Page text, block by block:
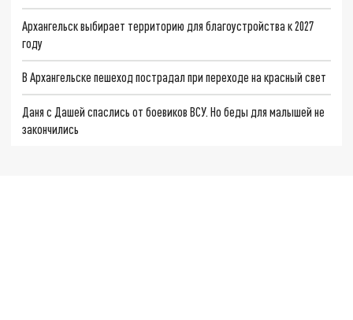
Архангельск выбирает территорию для благоустройства к 2027
году
В Архангельске пешеход пострадал при переходе на красный свет
Даня с Дашей спаслись от боевиков ВСУ. Но беды для малышей не
закончились